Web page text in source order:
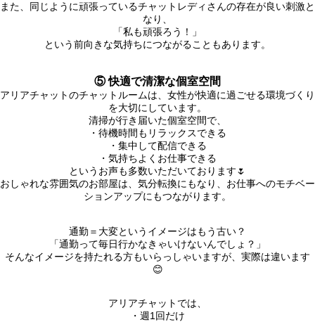
また、同じように頑張っているチャットレディさんの存在が良い刺激と
なり、
「私も頑張ろう！」
という前向きな気持ちにつながることもあります。
⑤ 快適で清潔な個室空間
アリアチャットのチャットルームは、女性が快適に過ごせる環境づくり
を大切にしています。
清掃が行き届いた個室空間で、
・待機時間もリラックスできる
・集中して配信できる
・気持ちよくお仕事できる
というお声も多数いただいております🌷
おしゃれな雰囲気のお部屋は、気分転換にもなり、お仕事へのモチベー
ションアップにもつながります。
通勤＝大変というイメージはもう古い？
「通勤って毎日行かなきゃいけないんでしょ？」
そんなイメージを持たれる方もいらっしゃいますが、実際は違います
😊
アリアチャットでは、
・週1回だけ